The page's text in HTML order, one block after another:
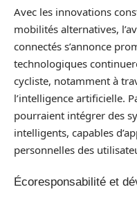
Avec les innovations
mobilités alternatives,
connectés s’annonce
technologiques
cycliste, notamment à
l’intelligence artificielle.
pourraient intégrer des
intelligents, capables
personnelles des
Écoresponsabilité et